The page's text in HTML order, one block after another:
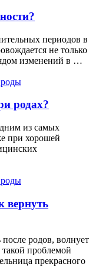
периодов в
не только
изменений в …
роды
родах?
из самых
при хорошей
роды
вернуть
родов, волнует
проблемой
прекрасного